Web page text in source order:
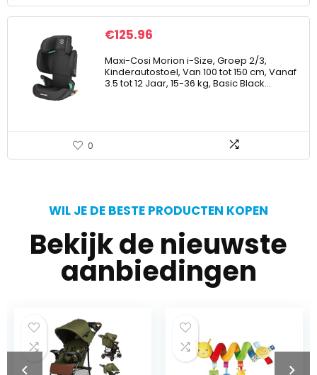
€125.96
Maxi-Cosi Morion i-Size, Groep 2/3,
Kinderautostoel, Van 100 tot 150 cm, Vanaf
3.5 tot 12 Jaar, 15-36 kg, Basic Black…
0
WIL JE DE BESTE PRODUCTEN KOPEN
Bekijk de nieuwste
aanbiedingen